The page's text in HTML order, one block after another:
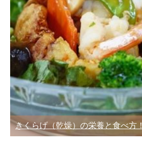
きくらげ（乾燥）の栄養と食べ方！